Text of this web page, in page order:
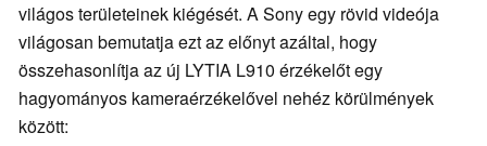
világos területeinek kiégését. A Sony egy rövid videója
világosan bemutatja ezt az előnyt azáltal, hogy
összehasonlítja az új LYTIA L910 érzékelőt egy
hagyományos kameraérzékelővel nehéz körülmények
között: